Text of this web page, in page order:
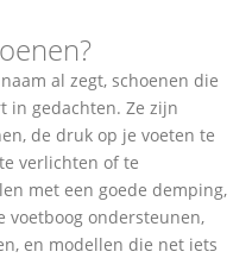
al zegt, schoenen die
in gedachten. Ze zijn
de druk op je voeten te
verlichten of te
met een goede demping,
voetboog ondersteunen,
en modellen die net iets